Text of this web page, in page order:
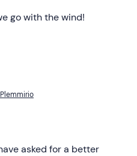
go with the wind!
asked for a better